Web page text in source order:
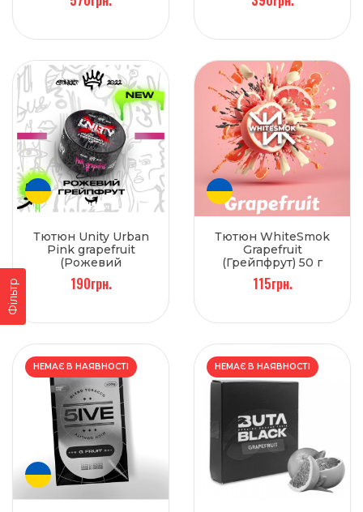
Фільтр
Тютюн Unity Urban
Pink grapefruit
(Рожевий
грейпфрут) 40 г
190грн.
Тютюн WhiteSmok
Grapefruit
(Грейпфрут) 50 г
115грн.
НЕМАЄ В НАЯВНОСТІ НЕМАЄ В НАЯВНОСТІ